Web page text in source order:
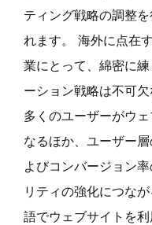
ティング戦略の調整
れます。 海外に点在
業にとって、綿密に
ーション戦略は不可
多くのユーザーがウ
なるほか、ユーザー
よびコンバージョン
リティの強化につな
語でウェブサイトを